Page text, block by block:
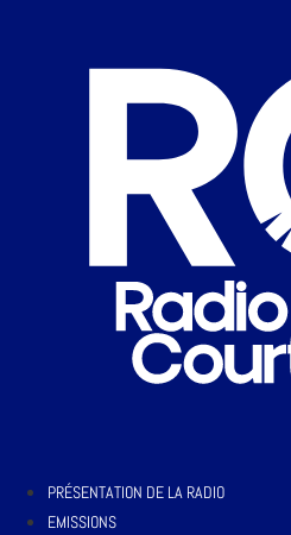
PRÉSENTATION DE LA RADIO
EMISSIONS